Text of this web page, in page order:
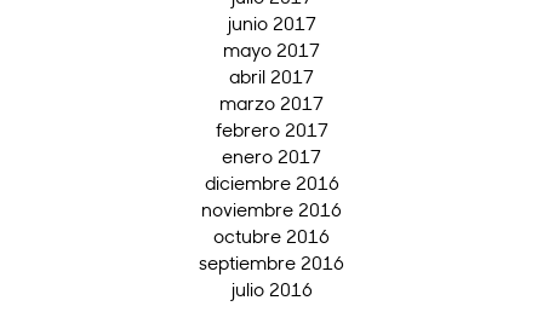
junio 2017
mayo 2017
abril 2017
marzo 2017
febrero 2017
enero 2017
diciembre 2016
noviembre 2016
octubre 2016
septiembre 2016
julio 2016